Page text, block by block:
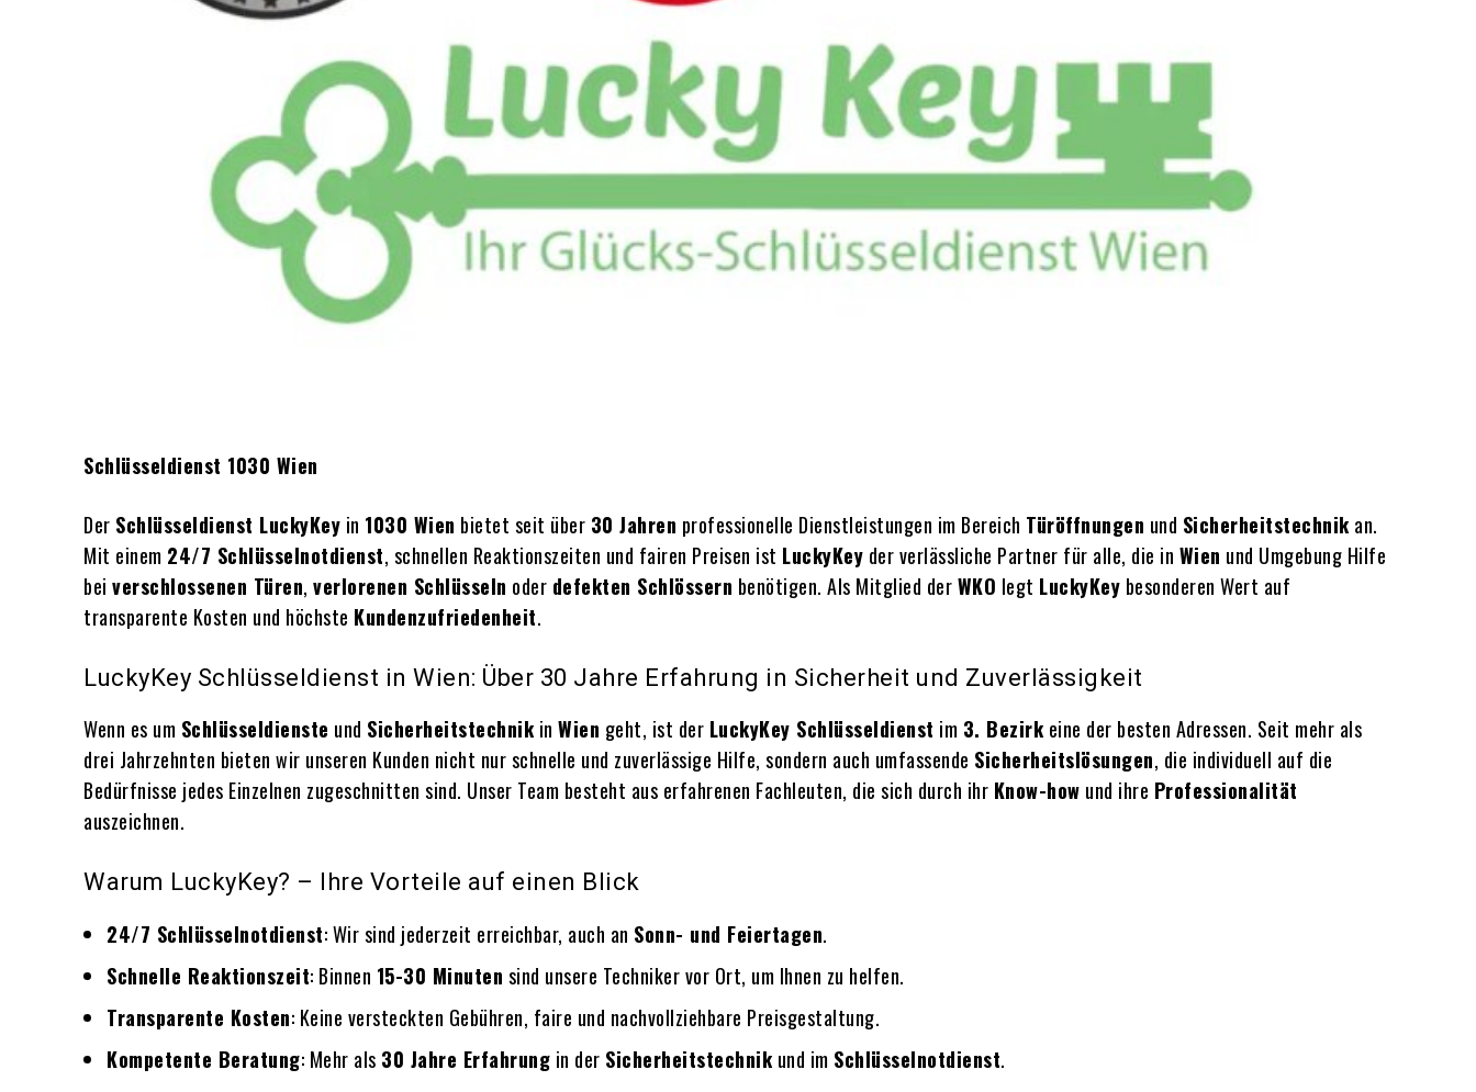
Schlüsseldienst 1030 Wien
Der Schlüsseldienst LuckyKey in 1030 Wien bietet seit über 30 Jahren professionelle Dienstleistungen im Bereich Türöffnungen und Sicherheitstechnik an.
Mit einem 24/7 Schlüsselnotdienst, schnellen Reaktionszeiten und fairen Preisen ist LuckyKey der verlässliche Partner für alle, die in Wien und Umgebung Hilfe
bei verschlossenen Türen, verlorenen Schlüsseln oder defekten Schlössern benötigen. Als Mitglied derWKO legt LuckyKey besonderen Wert auf
transparente Kosten und höchste Kundenzufriedenheit.
LuckyKey Schlüsseldienst in Wien: Über 30 Jahre Erfahrung in Sicherheit und Zuverlässigkeit
Wenn es um Schlüsseldienste und Sicherheitstechnik in Wien geht, ist der LuckyKey Schlüsseldienst im 3. Bezirk eine der besten Adressen. Seit mehr als
drei Jahrzehnten bieten wir unseren Kunden nicht nur schnelle und zuverlässige Hilfe, sondern auch umfassende Sicherheitslösungen, die individuell auf die
Bedürfnisse jedes Einzelnen zugeschnitten sind. Unser Team besteht aus erfahrenen Fachleuten, die sich durch ihr Know-how und ihre Professionalität
auszeichnen.
Warum LuckyKey? – Ihre Vorteile auf einen Blick
24/7 Schlüsselnotdienst: Wir sind jederzeit erreichbar, auch an Sonn- und Feiertagen.
Schnelle Reaktionszeit: Binnen 15-30 Minuten sind unsere Techniker vor Ort, um Ihnen zu helfen.
Transparente Kosten: Keine versteckten Gebühren, faire und nachvollziehbare Preisgestaltung.
Kompetente Beratung: Mehr als 30 Jahre Erfahrung in der Sicherheitstechnik und im Schlüsselnotdienst.